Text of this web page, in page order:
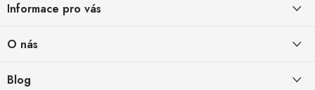
p
a
Informace pro vás
Obchodní podmínky
O nás
Půjčovna
Blog